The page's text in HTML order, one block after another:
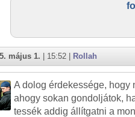
május 1. | 15:52 | Rollah
A dolog érdekessége, hogy
ahogy sokan gondoljátok,
tessék addig állítgatni a